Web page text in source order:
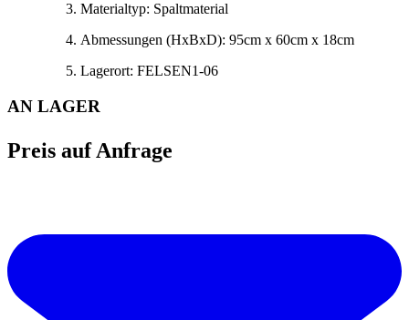
Materialtyp: Spaltmaterial
Abmessungen (HxBxD): 95cm x 60cm x 18cm
Lagerort: FELSEN1-06
AN LAGER
Preis auf Anfrage